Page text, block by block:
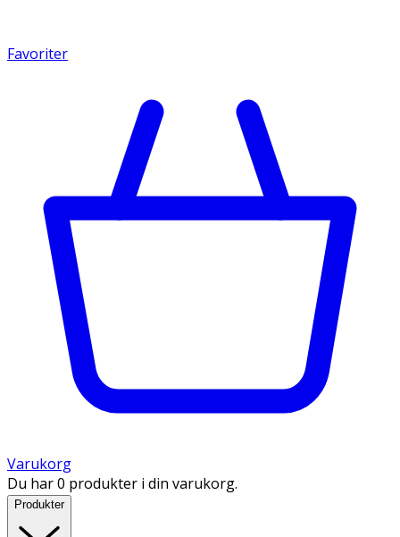
Favoriter
Varukorg
Du har 0 produkter i din varukorg.
Produkter